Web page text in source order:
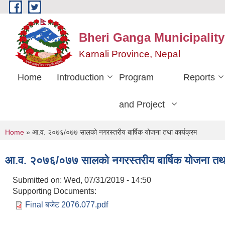
Skip to main content
Bheri Ganga Municipality
Karnali Province, Nepal
Home Introduction Program
and Project
Reports
You are here
Home » आ.व. २०७६/०७७ सालको नगरस्तरीय बार्षिक योजना तथा कार्यक्रम
आ.व. २०७६/०७७ सालको नगरस्तरीय बार्षिक योजना
Submitted on: Wed, 07/31/2019 - 14:50
Supporting Documents:
Final बजेट 2076.077.pdf